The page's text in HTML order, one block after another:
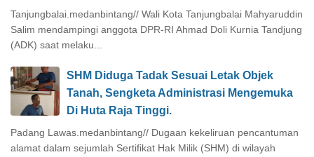
Tanjungbalai.medanbintang// Wali Kota Tanjungbalai Mahyaruddin
Salim mendampingi anggota DPR-RI Ahmad Doli Kurnia Tandjung
(ADK) saat melaku...
SHM Diduga Tadak Sesuai Letak Objek
Tanah, Sengketa Administrasi Mengemuka
Di Huta Raja Tinggi.
Padang Lawas.medanbintang// Dugaan kekeliruan pencantuman
alamat dalam sejumlah Sertifikat Hak Milik (SHM) di wilayah